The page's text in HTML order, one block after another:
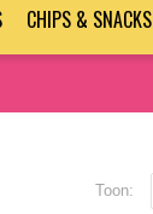
CHIPS & SNACKS
Toon: